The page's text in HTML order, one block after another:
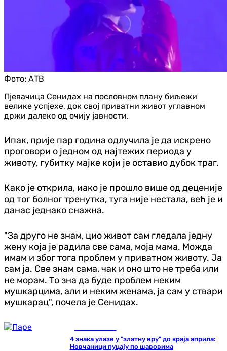
Фото: АТВ
Пјевачица Сенидах на пословном плану биљежи
велике успјехе, док свој приватни живот углавном
држи далеко од очију јавности.
Ипак, прије пар година одлучила је да искрено
проговори о једном од најтежих периода у
животу, губитку мајке који је оставио дубок траг.
Како је открила, иако је прошло више од деценије
од тог болног тренутка, туга није нестала, већ је и
данас једнако снажна.
"За друго не знам, цио живот сам гледала једну
жену која је радила све сама, моја мама. Можда
имам и због тога проблем у приватном животу. Ја
сам ја. Све знам сама, чак и оно што не треба или
не морам. То зна да буде проблем неким
мушкарцима, али и неким женама, ја сам у ствари
мушкарац", почела је Сенидах.
4 знака улазе у "златну еру" до краја априла:
Новчаници пуцају по шавовима